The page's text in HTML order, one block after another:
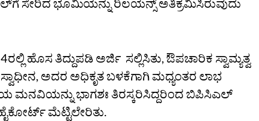
ಸೇರಿದ ಭೂಮಿಯನ್ನು ರಿಲಯನ್ಸ್‌ ಅತಿಕ್ರಮಿಸಿರುವುದು
ಹೊಸ ತಿದ್ದುಪಡಿ ಅರ್ಜಿ ಸಲ್ಲಿಸಿತು, ಔಪಚಾರಿಕ ಸ್ವಾಮ್ಯತ್ವ
ಅದರ ಅಧಿಕೃತ ಬಳಕೆಗಾಗಿ ಮಧ್ಯಂತರ ಲಾಭ
ಮನವಿಯನ್ನು ಭಾಗಶಃ ತಿರಸ್ಕರಿಸಿದ್ದರಿಂದ ಬಿಪಿಸಿಎಲ್‌
ಮೆಟ್ಟಿಲೇರಿತು.